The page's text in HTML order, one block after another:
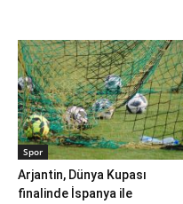
Spor
Arjantin, Dünya Kupası
finalinde İspanya ile